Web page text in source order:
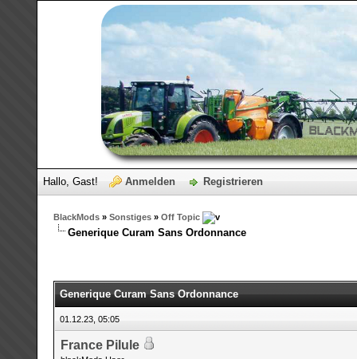
Hallo, Gast! Anmelden Registrieren
BlackMods» Sonstiges» Off Topic
Generique Curam Sans Ordonnance
Generique Curam Sans Ordonnance
01.12.23, 05:05
France Pilule